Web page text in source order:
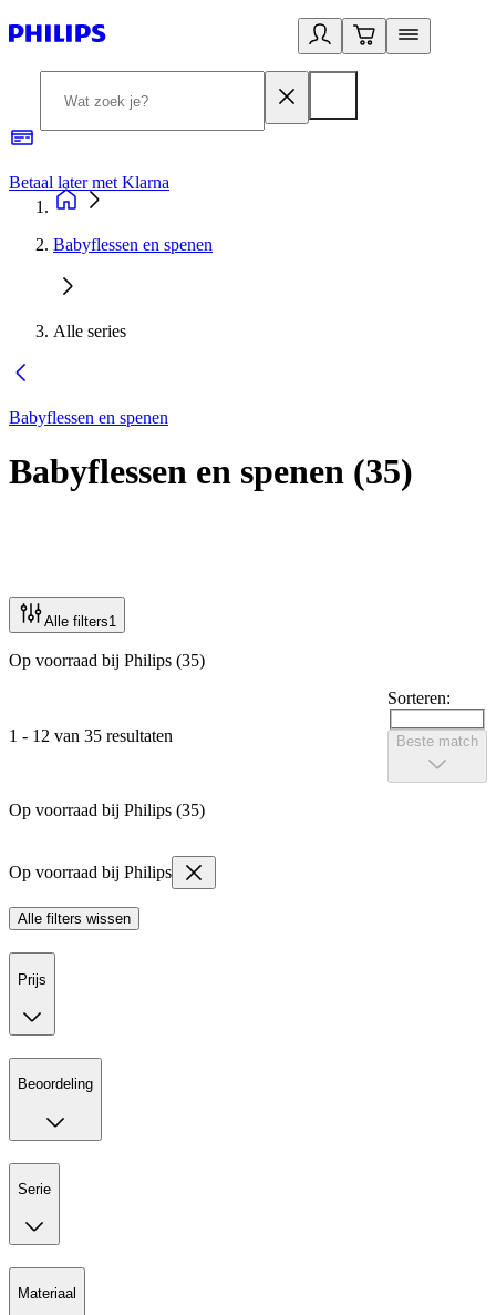
Betaal later met Klarna
Babyflessen en spenen
Alle series
Babyflessen en spenen
Babyflessen en spenen (35)
Alle filters1
Op voorraad bij Philips (35)
1 - 12 van 35 resultaten
Sorteren:
Beste match
Op voorraad bij Philips (35)
Op voorraad bij Philips
Alle filters wissen
Prijs
Beoordeling
Serie
Materiaal